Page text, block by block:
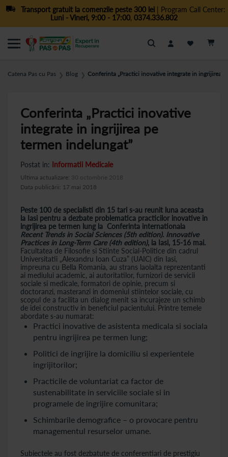
Transport gratuit la comenzile peste 300 lei| Program Call Center:
Luni - Vineri, 9:00 - 17:00, 0374.336.802
Cautare
Catena Pas cu Pas ❯ Blog ❯ Conferinta „Practici inovative integrate in ingrijirea
Conferinta „Practici inovative
integrate in ingrijirea pe
termen indelungat”
Postat in: Informatii Medicale
Data publicării: 17 mai 2018
Ultima actualizare: 30 octombrie 2018
Peste 100 de specialisti din 15 tari s-au reunit luna aceasta
la Iasi pentru a dezbate problematica practicilor inovative in
ingrijirea pe termen lung la Conferinta internationala
Recent Trends in Social Sciences (5th edition). Innovative
Practices in Long-Term Care (4th edition), la Iasi, 15-16 mai.
Facultatea de Filosofie si Stiinte Social-Politice din cadrul
Universitatii „Alexandru Ioan Cuza” (UAIC) din Iasi,
impreuna cu Bella Romania, au strans laolalta reprezentanti
ai mediului academic, ai autoritatilor, furnizori de servicii
sociale si medicale, formatori de opinie, precum si
doctoranzi, masteranzi in domeniul stiintelor sociale, cu
scopul de a facilita un dialog menit sa incurajeze un schimb
de idei constructiv in beneficiul pacientului. Printre temele
abordate s-au numarat:
Practici inovative de asistenta medicala si sociala
pentru ingrijirea pe termen lung;
Politici de ingrijire la domiciliu si experientele
ingrijitorilor;
Practicile de voluntariat ca factor de
sustenabilitate in serviciile sociale si in
programele de ingrijire comunitara;
Schimbarile demografice – o provocare pentru
managementul resurselor umane.
Subiectele au fost dezbatute de conferentiari de prestigiu